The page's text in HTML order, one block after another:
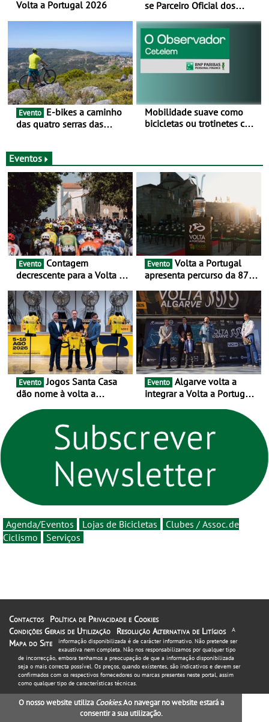
Volta a Portugal 2026
se Parceiro Oficial dos
BTT e Gravel da UCI - Para
os anos de 2025 e 2026
Evento
das quatro serras das
e 10 de Junho
Mobilidade suave como
bicicletas ou trotinetes com
usam os automóveis
exclusivamente em áreas
urbanas
Eventos
Evento
decrescente para a Volta a
as 17 equipas de 2026
Evento
apresenta percurso da 87.ª
novo ciclo rumo ao
centenário
Evento Jogos Santa Casa
dão nome à volta a
um novo ciclo da prova
rumo ao centenário - Volta
a Portugal em Bicicleta
estará na estrada entre 5 e
16 de agosto
Evento
integrar a Volta a Portugal
Agenda/Eventos Lojas de Bicicletas
Clubes / Assoc. de
Ciclismo
Serviços
Contactos
Política de Privacidade e Cookies
Condições Gerais de Utilização
Resolução Alternativa de Litígios
Mapa do Site
A
informação disponibilizada é de carácter informativo. Não pretende ser
exaustiva nem completa. Não nos responsabilizamos por qualquer tipo
de incorrecção, embora tenhamos a preocupação de que a informação disponibilizada
seja o mais correcta possível. Os preços, quando existentes, são indicativos e devem ser
confirmados com os respectivos fornecedores ou marcas presentes neste portal, assim
como qualquer tipo de características técnicas.
O nosso website utiliza Cookies. Ao navegar no website estará a
consentir a sua utilização.